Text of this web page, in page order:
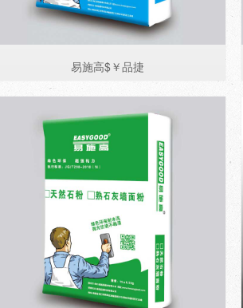
易施高$￥品捷